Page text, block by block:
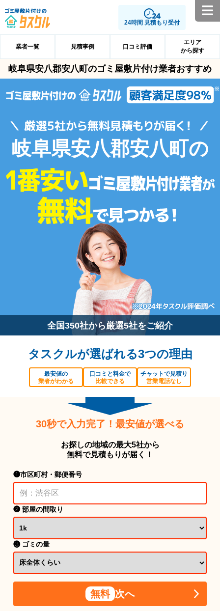
24時間 見積もり受付
業者一覧 見積事例 口コミ評価
エリア
から探す
岐阜県安八郡安八町のゴミ屋敷片付け業者おすすめ
岐阜県安八郡安八町の
全国350社から厳選5社をご紹介
タスクルが選ばれる3つの理由
最安値の
業者がわかる
口コミと料金で
比較できる
チャットで見積り
営業電話なし
30秒で入力完了！最安値が選べる
お探しの地域の最大5社から
無料で見積もりが届く！
❶市区町村・郵便番号
❷ 部屋の間取り
❸ ゴミの量
無料 次へ